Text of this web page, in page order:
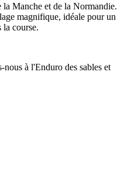
Manche et de la Normandie.
magnifique, idéale pour un
la course.
à l'Enduro des sables et